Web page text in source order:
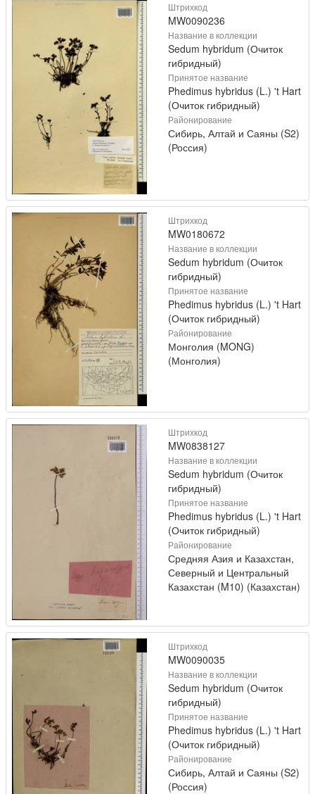
Штрихкод
MW0090236
Название в коллекции
Sedum hybridum (Очиток
гибридный)
Принятое название
Phedimus hybridus (L.) 't Hart
(Очиток гибридный)
Районирование
Сибирь, Алтай и Саяны (S2)
(Россия)
Штрихкод
MW0180672
Название в коллекции
Sedum hybridum (Очиток
гибридный)
Принятое название
Phedimus hybridus (L.) 't Hart
(Очиток гибридный)
Районирование
Монголия (MONG)
(Монголия)
Штрихкод
MW0838127
Название в коллекции
Sedum hybridum (Очиток
гибридный)
Принятое название
Phedimus hybridus (L.) 't Hart
(Очиток гибридный)
Районирование
Средняя Азия и Казахстан,
Северный и Центральный
Казахстан (M10) (Казахстан)
Штрихкод
MW0090035
Название в коллекции
Sedum hybridum (Очиток
гибридный)
Принятое название
Phedimus hybridus (L.) 't Hart
(Очиток гибридный)
Районирование
Сибирь, Алтай и Саяны (S2)
(Россия)